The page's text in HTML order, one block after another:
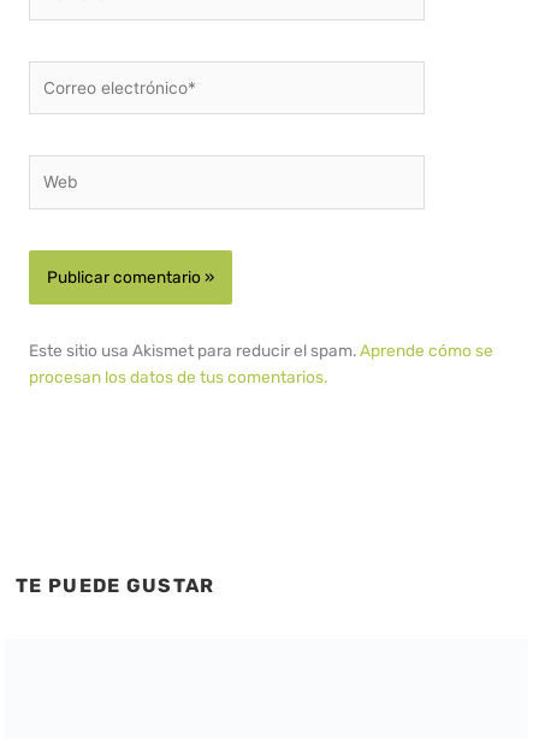
electrónico*
Este sitio usa Akismet para reducir el spam.Aprende cómo se
procesan los datos de tus comentarios.
TE PUEDE GUSTAR